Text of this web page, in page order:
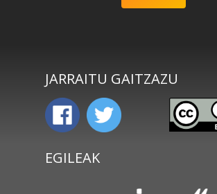
JARRAITU GAITZAZU
EGILEAK